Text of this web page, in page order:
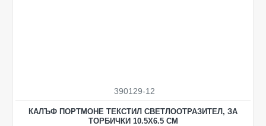
390129-12
КАЛЪФ ПОРТМОНЕ ТЕКСТИЛ СВЕТЛООТРАЗИТЕЛ, ЗА
ТОРБИЧКИ 10.5Х6.5 СМ